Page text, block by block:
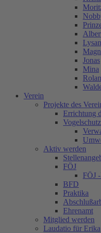
Jonas
Mina
Verein
Projekte des
Errichtung
Aktiv werden
FÖJ
FÖJ
BFD
Praktika
Ehrenamt
Mitglied werden
Laudatio für Erika